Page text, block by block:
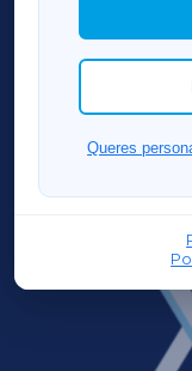
Así mesmo,
cookies que
Queres